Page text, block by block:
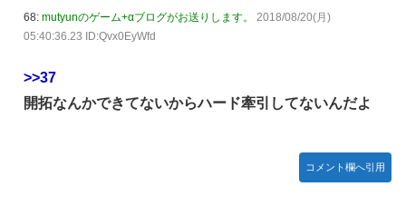
68: mutyunのゲーム+αブログがお送りします。
2018/08/20(月)
05:40:36.23 ID:Qvx0EyWfd
>>37
開拓なんかできてないからハード牽引してないんだよ
コメント欄へ引用